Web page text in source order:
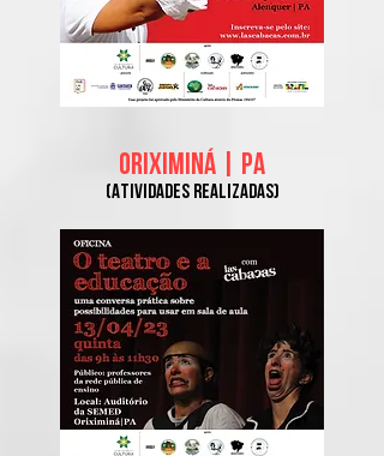
ORIXIMINÁ | PA
(Atividades real izadas)